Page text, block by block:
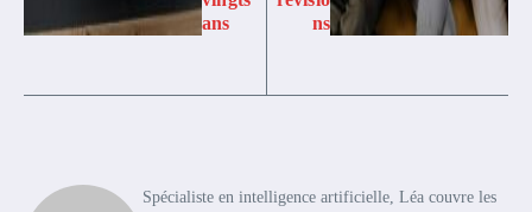
ans
ns
Spécialiste en intelligence artificielle, Léa couvre les